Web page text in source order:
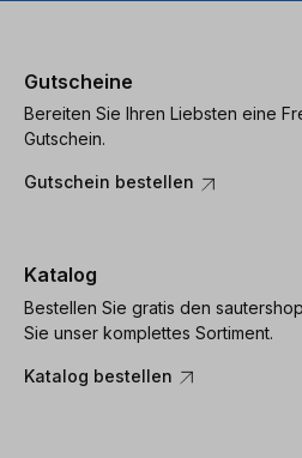
Gutscheine
Bereiten Sie Ihren Liebsten eine
Gutschein.
Gutschein bestellen
Katalog
Bestellen Sie gratis den
Sie unser komplettes Sortiment.
Katalog bestellen